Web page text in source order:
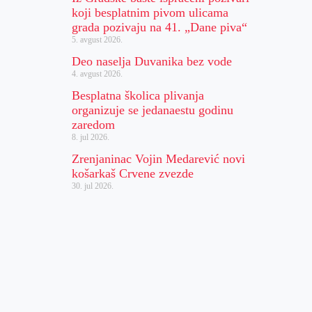
koji besplatnim pivom ulicama
grada pozivaju na 41. „Dane piva“
5. avgust 2026.
Deo naselja Duvanika bez vode
4. avgust 2026.
Besplatna školica plivanja
organizuje se jedanaestu godinu
zaredom
8. jul 2026.
Zrenjaninac Vojin Medarević novi
košarkaš Crvene zvezde
30. jul 2026.